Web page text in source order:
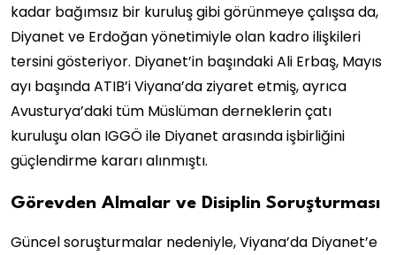
kadar bağımsız bir kuruluş gibi görünmeye çalışsa da,
Diyanet ve Erdoğan yönetimiyle olan kadro ilişkileri
tersini gösteriyor. Diyanet’in başındaki Ali Erbaş, Mayıs
ayı başında ATIB’i Viyana’da ziyaret etmiş, ayrıca
Avusturya’daki tüm Müslüman derneklerin çatı
kuruluşu olan IGGÖ ile Diyanet arasında işbirliğini
güçlendirme kararı alınmıştı.
Görevden Almalar ve Disiplin Soruşturması
Güncel soruşturmalar nedeniyle, Viyana’da Diyanet’e